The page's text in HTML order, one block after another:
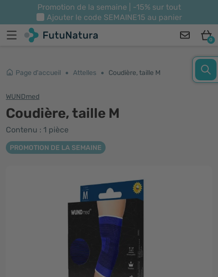
Promotion de la semaine | -15% sur tout
Ajouter le code SEMAINE15 au panier
0
Page d'accueil Attelles Coudière, taille M
WUNDmed
Coudière, taille M
Contenu : 1 pièce
PROMOTION DE LA SEMAINE